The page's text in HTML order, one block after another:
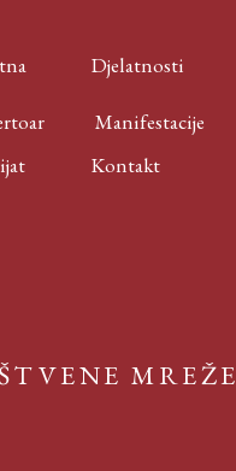
Djelatnosti
Manifestacije
Kontakt
MREŽE